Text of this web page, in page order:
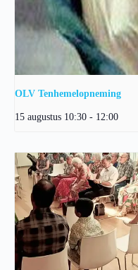
OLV Tenhemelopneming
15 augustus 10:30 - 12:00